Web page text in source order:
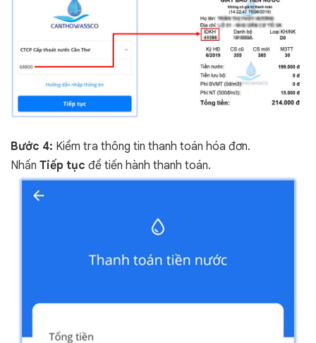
Bước 4: Kiểm tra thông tin thanh toán hóa đơn.
Nhấn Tiếp tục để tiến hành thanh toán.